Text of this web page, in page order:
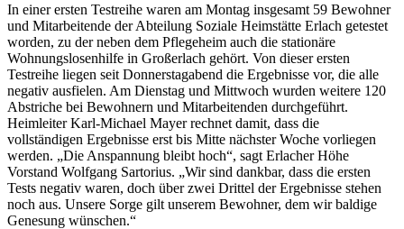
In einer ersten Testreihe waren am Montag insgesamt 59 Bewohner
und Mitarbeitende der Abteilung Soziale Heimstätte Erlach getestet
worden, zu der neben dem Pflegeheim auch die stationäre
Wohnungslosenhilfe in Großerlach gehört. Von dieser ersten
Testreihe liegen seit Donnerstagabend die Ergebnisse vor, die alle
negativ ausfielen. Am Dienstag und Mittwoch wurden weitere 120
Abstriche bei Bewohnern und Mitarbeitenden durchgeführt.
Heimleiter Karl-Michael Mayer rechnet damit, dass die
vollständigen Ergebnisse erst bis Mitte nächster Woche vorliegen
werden. „Die Anspannung bleibt hoch“, sagt Erlacher Höhe
Vorstand Wolfgang Sartorius. „Wir sind dankbar, dass die ersten
Tests negativ waren, doch über zwei Drittel der Ergebnisse stehen
noch aus. Unsere Sorge gilt unserem Bewohner, dem wir baldige
Genesung wünschen.“